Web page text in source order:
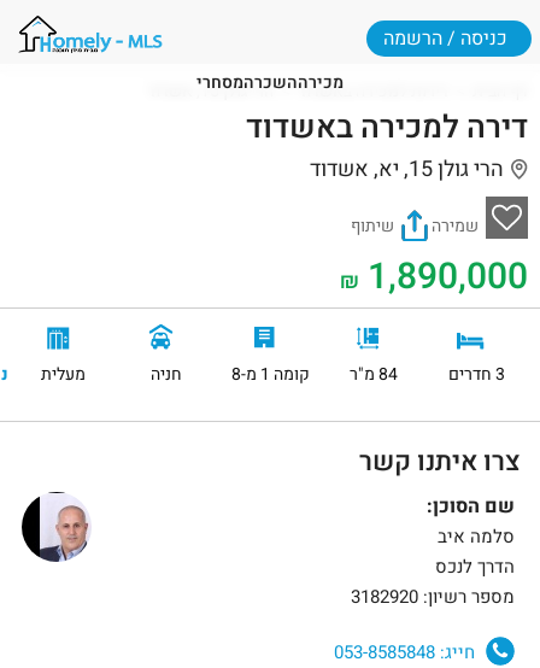
מכירההשכרהמסחרי
כניסה / הרשמה
דירות למכירה באשדוד הרי גולן 15, אשדוד
דירה למכירה באשדוד
הרי גולן 15, יא, אשדוד
שמירה שיתוף
1,890,000
₪
3 חדרים 84 מ"ר קומה 1 מ-8 חניה מעלית
צרו איתנו קשר
שם הסוכן:
סלמה איב
הדרך לנכס
מספר רשיון: 3182920
חייג: